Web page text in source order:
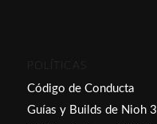
POLÍTICAS
Código de Conducta
Guías y Builds de Nioh 3